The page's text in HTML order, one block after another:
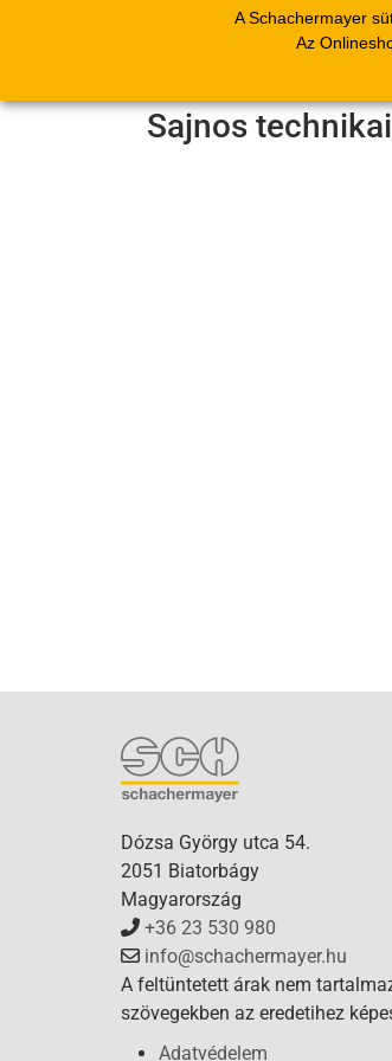
A Schachermayer
Az
Sajnos
Dózsa György utca 54.
2051 Biatorbágy
Magyarország
+36 23 530 980
info@schachermayer.hu
A feltüntetett árak nem
szövegekben az eredetihez
Adatvédelem